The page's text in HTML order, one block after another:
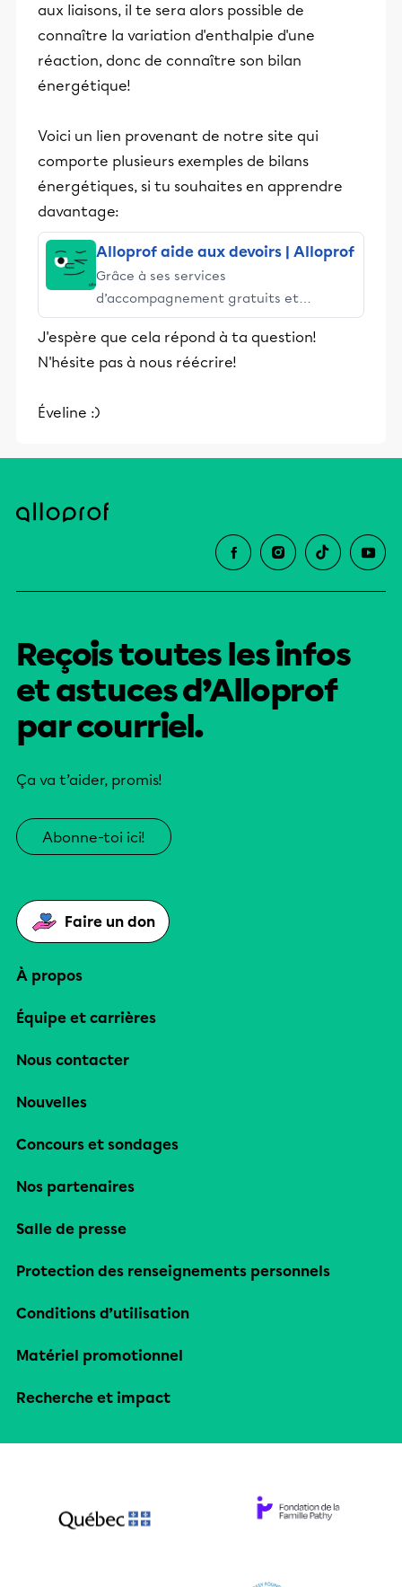
aux liaisons, il te sera alors possible de
connaître la variation d'enthalpie d'une
réaction, donc de connaître son bilan
énergétique!
Voici un lien provenant de notre site qui
comporte plusieurs exemples de bilans
énergétiques, si tu souhaites en apprendre
davantage:
Alloprof aide aux devoirs | Alloprof
Grâce à ses services
d’accompagnement gratuits et
stimulants, Alloprof engage les élèves
et leurs parents dans la réussite
éducative.
J'espère que cela répond à ta question!
N'hésite pas à nous réécrire!
Éveline :)
Reçois toutes les infos
et astuces d’Alloprof
par courriel.
Ça va t’aider, promis!
Abonne-toi ici!
Faire un don
À propos
Équipe et carrières
Nous contacter
Nouvelles
Concours et sondages
Nos partenaires
Salle de presse
Protection des renseignements personnels
Conditions d’utilisation
Matériel promotionnel
Recherche et impact